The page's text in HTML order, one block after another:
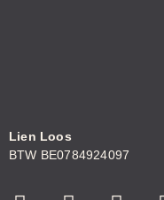
Lien Loos
BTW BE0784924097